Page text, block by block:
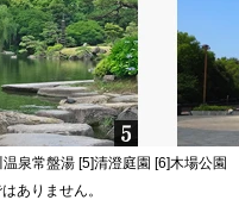
泉常盤湯 [5]清澄庭園 [6]木場公園
ありません。